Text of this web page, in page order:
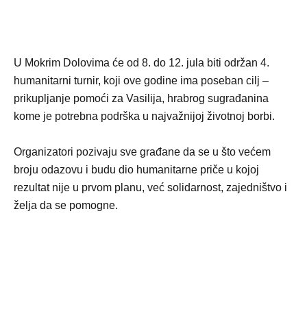
U Mokrim Dolovima će od 8. do 12. jula biti održan 4.
humanitarni turnir, koji ove godine ima poseban cilj –
prikupljanje pomoći za Vasilija, hrabrog sugrađanina
kome je potrebna podrška u najvažnijoj životnoj borbi.
Organizatori pozivaju sve građane da se u što većem
broju odazovu i budu dio humanitarne priče u kojoj
rezultat nije u prvom planu, već solidarnost, zajedništvo i
želja da se pomogne.